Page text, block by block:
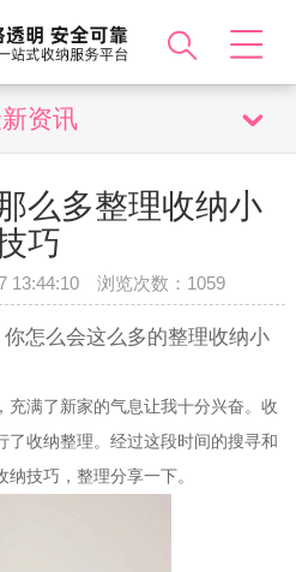
资讯
么多整理收纳小
巧
13:44:10 浏览次数： 1059
你怎么会这么多的整理收纳小
充满了新家的气息让我十分兴奋。收
了收纳整理。经过这段时间的搜寻和
纳技巧，整理分享一下。